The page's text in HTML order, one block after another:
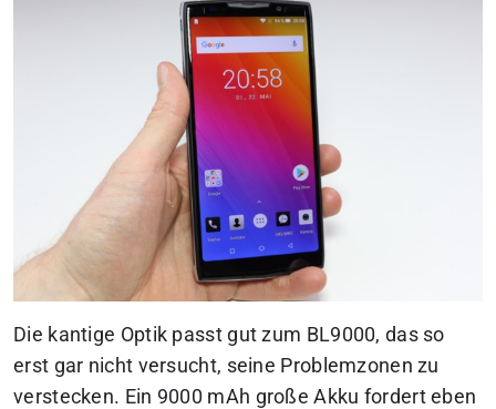
Die kantige Optik passt gut zum BL9000, das so
erst gar nicht versucht, seine Problemzonen zu
verstecken. Ein 9000 mAh große Akku fordert eben